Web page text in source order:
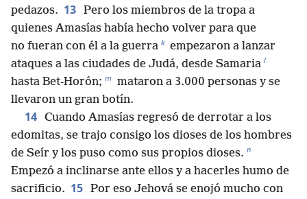
pedazos. 13 Pero los miembros de la tropa a
quienes Amasías había hecho volver para que
no fueran con él a la guerra k empezaron a lanzar
ataques a las ciudades de Judá, desde Samaria l
hasta Bet-Horón; m mataron a 3.000 personas y se
llevaron un gran botín.
14 Cuando Amasías regresó de derrotar a los
edomitas, se trajo consigo los dioses de los hombres
de Seír y los puso como sus propios dioses. n
Empezó a inclinarse ante ellos y a hacerles humo de
sacrificio. 15 Por eso Jehová se enojó mucho con